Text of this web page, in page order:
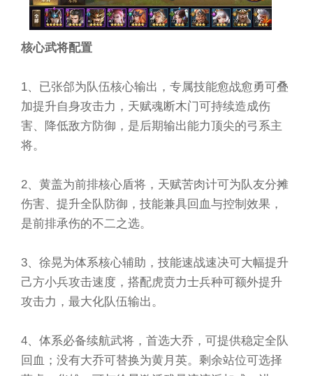
核心武将配置
1、已张郃为队伍核心输出，专属技能愈战愈勇可叠
加提升自身攻击力，天赋魂断木门可持续造成伤
害、降低敌方防御，是后期输出能力顶尖的弓系主
将。
2、黄盖为前排核心盾将，天赋苦肉计可为队友分摊
伤害、提升全队防御，技能兼具回血与控制效果，
是前排承伤的不二之选。
3、徐晃为体系核心辅助，技能速战速决可大幅提升
己方小兵攻击速度，搭配虎贲力士兵种可额外提升
攻击力，最大化队伍输出。
4、体系必备续航武将，首选大乔，可提供稳定全队
回血；没有大乔可替换为黄月英。剩余站位可选择